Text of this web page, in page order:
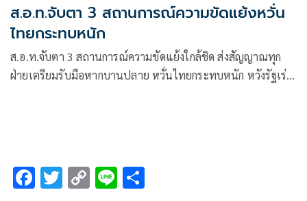
ส.อ.ท.จับตา 3 สถานการณ์ความขัดแย้งหวั่น
ไทยกระทบหนัก
ส.อ.ท.จับตา 3 สถานการณ์ความขัดแย้งใกล้ชิด ส่งสัญญาณทุก
ฝ่ายเตรียมรับมือหากบานปลาย หวั่นไทยกระทบหนัก หวังรัฐเร่ง
F T C Li